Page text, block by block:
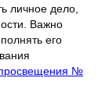
личное дело,
Важно
его
просвещения №